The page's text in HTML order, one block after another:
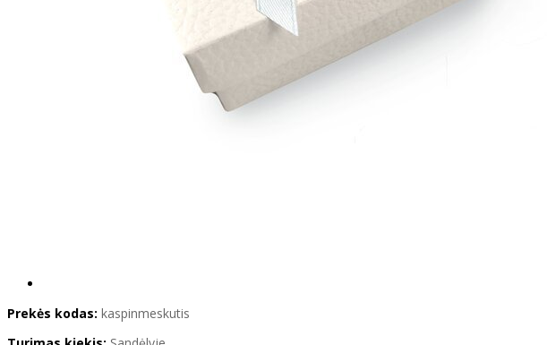
Prekės kodas: kaspinmeskutis